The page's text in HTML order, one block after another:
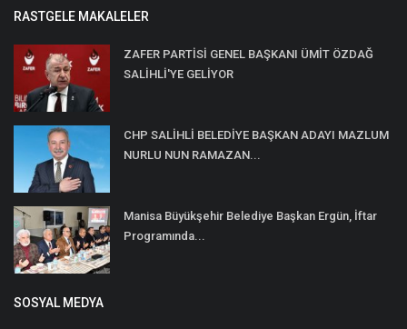
RASTGELE MAKALELER
ZAFER PARTİSİ GENEL BAŞKANI ÜMİT ÖZDAĞ
SALİHLİ'YE GELİYOR
CHP SALİHLİ BELEDİYE BAŞKAN ADAYI MAZLUM
NURLU NUN RAMAZAN...
Manisa Büyükşehir Belediye Başkan Ergün, İftar
Programında...
SOSYAL MEDYA